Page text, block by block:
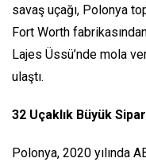
savaş uçağı, Polonya
Fort Worth
Lajes Üssü’nde mola
ulaştı.
32 Uçaklık Büyük
Polonya, 2020 yılında